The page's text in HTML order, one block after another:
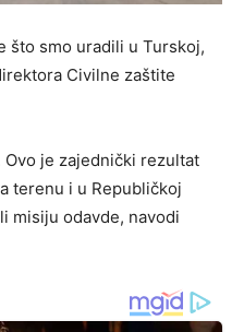
što smo uradili u Turskoj,
Civilne zaštite
je zajednički rezultat
terenu i u Republičkoj
misiju odavde, navodi